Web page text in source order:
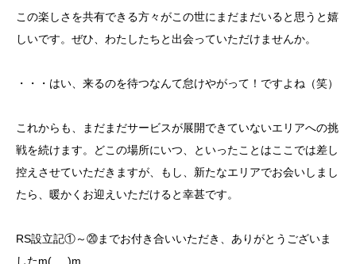
この楽しさを共有できる方々がこの世にまだまだいると思うと嬉
しいです。ぜひ、わたしたちと出会っていただけませんか。
・・・はい、来るのを待つなんて怠けやがって！ですよね（笑）
これからも、まだまだサービスが展開できていないエリアへの挑
戦を続けます。どこの場所にいつ、といったことはここでは差し
控えさせていただきますが、もし、新たなエリアでお会いしまし
たら、暖かくお迎えいただけると幸甚です。
RS設立記①～⑳までお付き合いいただき、ありがとうございま
したm(_ _)m